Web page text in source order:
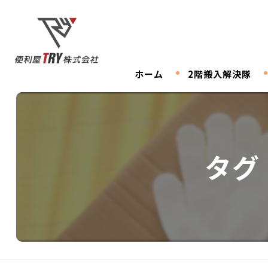
ホーム 2階搬入解決隊
タ